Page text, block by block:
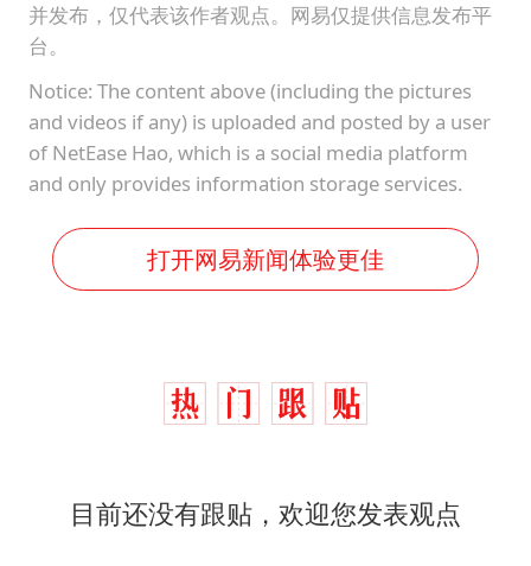
并发布，仅代表该作者观点。网易仅提供信息发布平
台。
Notice: The content above (including the pictures
and videos if any) is uploaded and posted by a user
of NetEase Hao, which is a social media platform
and only provides information storage services.
打开网易新闻体验更佳
目前还没有跟贴，欢迎您发表观点